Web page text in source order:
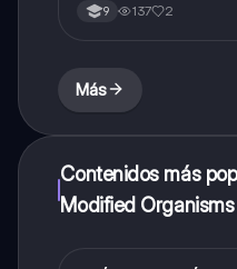
9 137 2
Más
Contenidos más
Modified